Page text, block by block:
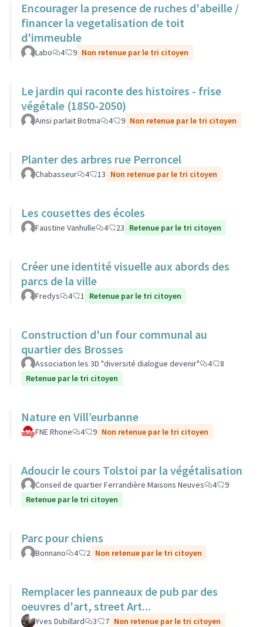
Encourager la presence de ruches d'abeille /
financer la vegetalisation de toit
d'immeuble
Labo 4 9 Non retenue par le tri citoyen
Le jardin qui raconte des histoires - frise
végétale (1850-2050)
Ainsi parlait Botma 4 9 Non retenue par le tri citoyen
Planter des arbres rue Perroncel
Chabasseur 4 13 Non retenue par le tri citoyen
Les cousettes des écoles
Faustine Vanhulle 4 23 Retenue par le tri citoyen
Créer une identité visuelle aux abords des
parcs de la ville
Fredys 4 1 Retenue par le tri citoyen
Construction d'un four communal au
quartier des Brosses
Association les 3D "diversité dialogue devenir" 4
8
Retenue par le tri citoyen
Nature en Vill’eurbanne
FNE Rhone 4 9 Non retenue par le tri citoyen
Adoucir le cours Tolstoi par la végétalisation
Conseil de quartier Ferrandière Maisons Neuves 4
9
Retenue par le tri citoyen
Parc pour chiens
Bonnano 4 2 Non retenue par le tri citoyen
Remplacer les panneaux de pub par des
oeuvres d'art, street Art...
Yves Dubillard 3 7 Non retenue par le tri citoyen